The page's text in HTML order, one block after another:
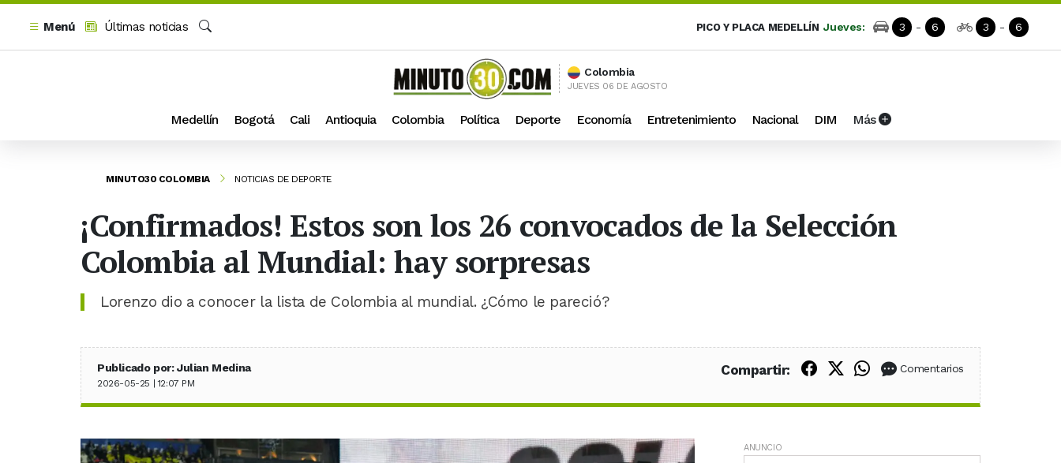
Menú
Últimas noticias
PICO Y PLACA MEDELLÍN Jueves: 3 - 6 3 - 6
Colombia
JUEVES 06 DE AGOSTO
Medellín Bogotá Cali Antioquia Colombia Política Deporte Economía Entretenimiento Nacional DIM Más
MINUTO30 COLOMBIA NOTICIAS DE DEPORTE
¡Confirmados! Estos son los 26 convocados de la Selección
Colombia al Mundial: hay sorpresas
Lorenzo dio a conocer la lista de Colombia al mundial. ¿Cómo le pareció?
Publicado por: Julian Medina
2026-05-25 | 12:07 PM
Compartir: Compartir en Facebook
Compartir en X (Twitter)
Compartir en WhatsApp
Comentarios
ANUNCIO